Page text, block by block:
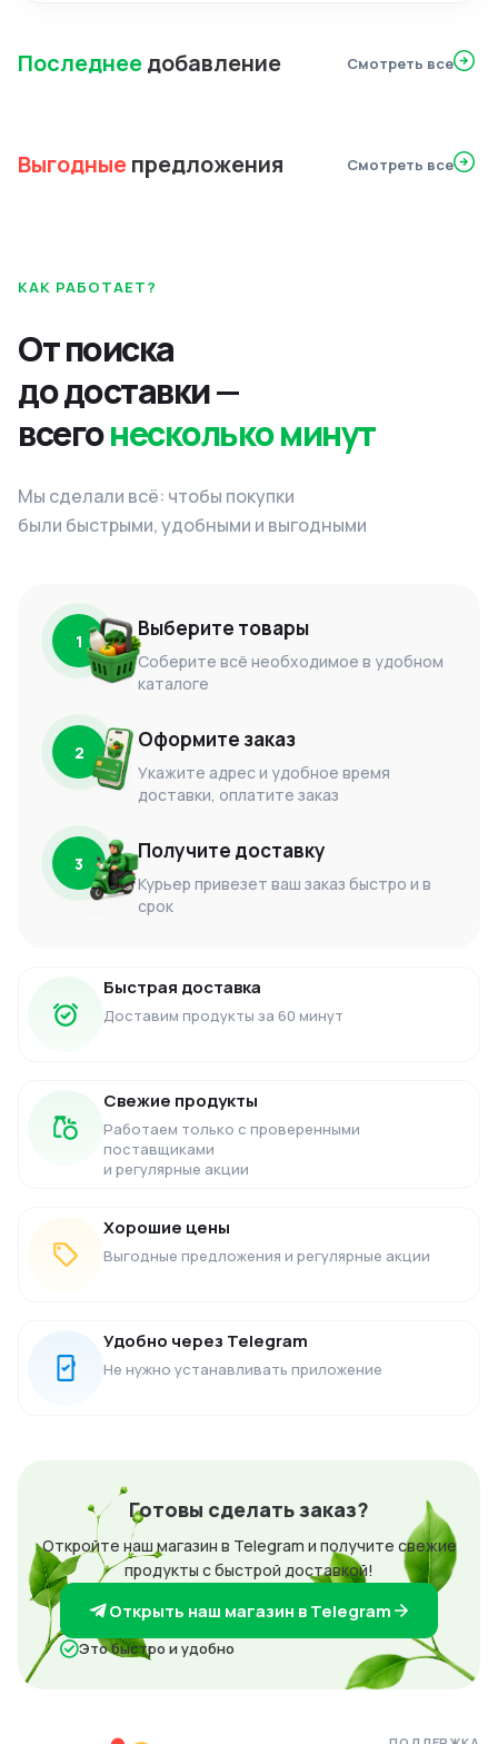
Последнеедобавление Смотреть все
Выгодныепредложения Смотреть все
КАК РАБОТАЕТ?
От поиска
до доставки —
всегонесколько минут
Мы сделали всё: чтобы покупки
были быстрыми, удобными и выгодными
1 Выберите товары
Соберите всё необходимое в удобном
каталоге
2 Оформите заказ
Укажите адрес и удобное время
доставки, оплатите заказ
3 Получите доставку
Курьер привезет ваш заказ быстро и в
срок
Быстрая доставка
Доставим продукты за 60 минут
Свежие продукты
Работаем только с проверенными
поставщиками
и регулярные акции
Хорошие цены
Выгодные предложения и регулярные акции
Удобно через Telegram
Не нужно устанавливать приложение
Готовы сделать заказ?
Откройте наш магазин в Telegram и получите свежие
продукты с быстрой доставкой!
Открыть наш магазин в Telegram
Это быстро и удобно